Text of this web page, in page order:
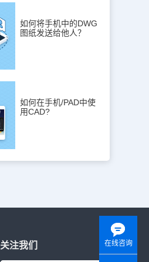
如何将手机中的DWG
图纸发送给他人？
如何在手机/PAD中使
用CAD?
关注我们 在线咨询